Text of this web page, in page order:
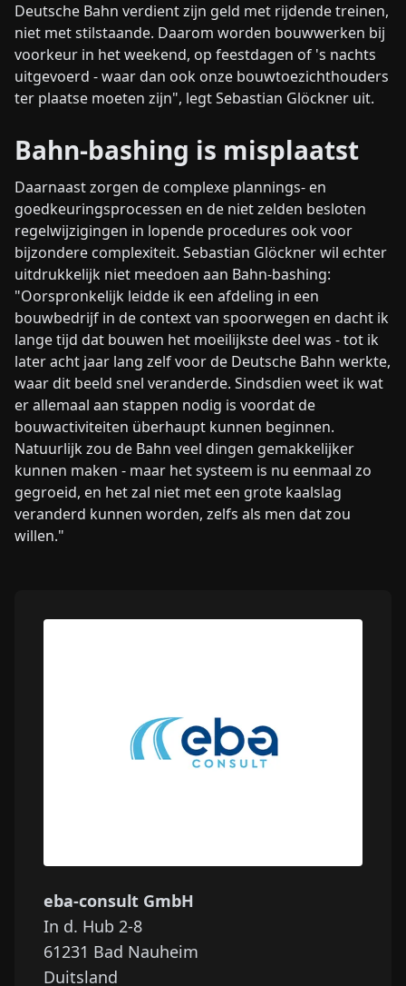
Deutsche Bahn verdient zijn geld met rijdende treinen,
niet met stilstaande. Daarom worden bouwwerken bij
voorkeur in het weekend, op feestdagen of 's nachts
uitgevoerd - waar dan ook onze bouwtoezichthouders
ter plaatse moeten zijn", legt Sebastian Glöckner uit.
Bahn-bashing is misplaatst
Daarnaast zorgen de complexe plannings- en
goedkeuringsprocessen en de niet zelden besloten
regelwijzigingen in lopende procedures ook voor
bijzondere complexiteit. Sebastian Glöckner wil echter
uitdrukkelijk niet meedoen aan Bahn-bashing:
"Oorspronkelijk leidde ik een afdeling in een
bouwbedrijf in de context van spoorwegen en dacht ik
lange tijd dat bouwen het moeilijkste deel was - tot ik
later acht jaar lang zelf voor de Deutsche Bahn werkte,
waar dit beeld snel veranderde. Sindsdien weet ik wat
er allemaal aan stappen nodig is voordat de
bouwactiviteiten überhaupt kunnen beginnen.
Natuurlijk zou de Bahn veel dingen gemakkelijker
kunnen maken - maar het systeem is nu eenmaal zo
gegroeid, en het zal niet met een grote kaalslag
veranderd kunnen worden, zelfs als men dat zou
willen."
eba-consult GmbH
In d. Hub 2-8
61231 Bad Nauheim
Duitsland